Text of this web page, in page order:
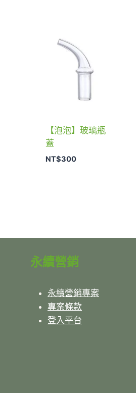
【泡泡】玻璃瓶
蓋
NT$300
永續營銷
永續營銷專案
專案條款
登入平台